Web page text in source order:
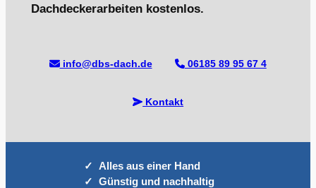
Dachdeckerarbeiten kostenlos.
info@dbs-dach.de 06185 89 95 67 4
Kontakt
Alles aus einer Hand
Günstig und nachhaltig